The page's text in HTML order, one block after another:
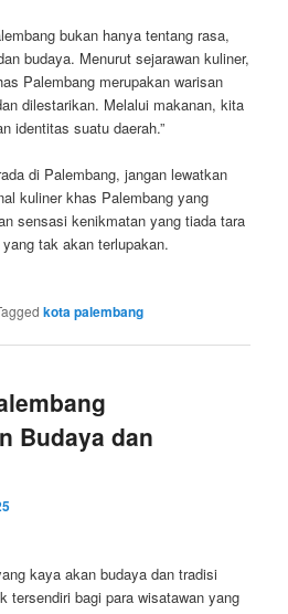
bukan hanya tentang rasa,
budaya. Menurut sejarawan kuliner,
Palembang merupakan warisan
dilestarikan. Melalui makanan, kita
identitas suatu daerah.”
di Palembang, jangan lewatkan
kuliner khas Palembang yang
sensasi kenikmatan yang tiada tara
tak akan terlupakan.
kota palembang
Budaya dan
kaya akan budaya dan tradisi
tersendiri bagi para wisatawan yang